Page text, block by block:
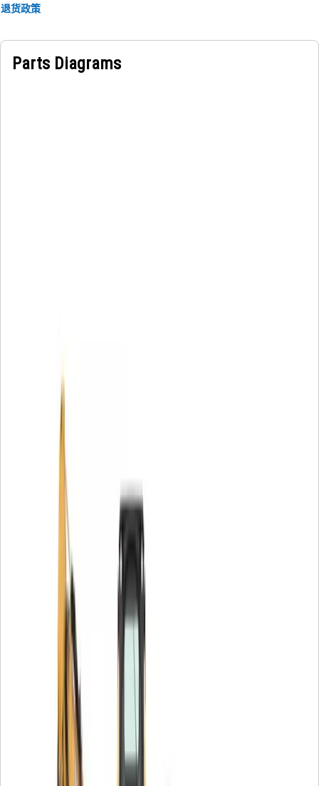
退货政策
Parts Diagrams